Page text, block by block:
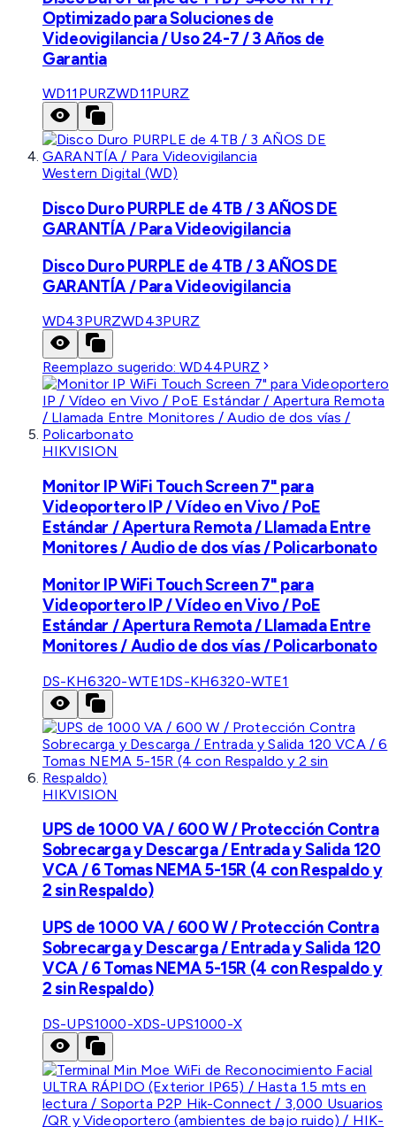
Optimizado para Soluciones de
Videovigilancia / Uso 24-7 / 3 Años de
Garantia
WD11PURZWD11PURZ
Western Digital (WD)
Disco Duro PURPLE de 4TB / 3 AÑOS DE
GARANTÍA / Para Videovigilancia
Disco Duro PURPLE de 4TB / 3 AÑOS DE
GARANTÍA / Para Videovigilancia
WD43PURZWD43PURZ
Reemplazo sugerido:WD44PURZ
HIKVISION
Monitor IP WiFi Touch Screen 7" para
Videoportero IP / Vídeo en Vivo / PoE
Estándar / Apertura Remota / Llamada Entre
Monitores / Audio de dos vías / Policarbonato
Monitor IP WiFi Touch Screen 7" para
Videoportero IP / Vídeo en Vivo / PoE
Estándar / Apertura Remota / Llamada Entre
Monitores / Audio de dos vías / Policarbonato
DS-KH6320-WTE1DS-KH6320-WTE1
HIKVISION
UPS de 1000 VA / 600 W / Protección Contra
Sobrecarga y Descarga / Entrada y Salida 120
VCA / 6 Tomas NEMA 5-15R (4 con Respaldo y
2 sin Respaldo)
UPS de 1000 VA / 600 W / Protección Contra
Sobrecarga y Descarga / Entrada y Salida 120
VCA / 6 Tomas NEMA 5-15R (4 con Respaldo y
2 sin Respaldo)
DS-UPS1000-XDS-UPS1000-X